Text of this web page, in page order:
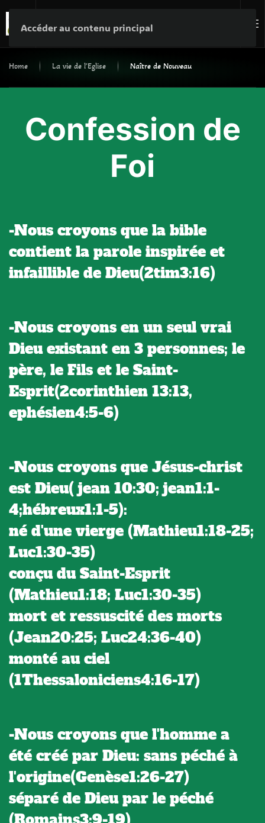
Accéder au contenu principal
Home La vie de l'Eglise Naître de Nouveau
Confession de
Foi
-Nous croyons que la bible
contient la parole inspirée et
infaillible de Dieu(2tim3:16)
-Nous croyons en un seul vrai
Dieu existant en 3 personnes; le
père, le Fils et le Saint-
Esprit(2corinthien 13:13,
ephésien4:5-6)
-Nous croyons que Jésus-christ
est Dieu( jean 10:30; jean1:1-
4;hébreux1:1-5):
né d'une vierge (Mathieu1:18-25;
Luc1:30-35)
conçu du Saint-Esprit
(Mathieu1:18; Luc1:30-35)
mort et ressuscité des morts
(Jean20:25; Luc24:36-40)
monté au ciel
(1Thessaloniciens4:16-17)
-Nous croyons que l'homme a
été créé par Dieu: sans péché à
l'origine(Genèse1:26-27)
séparé de Dieu par le péché